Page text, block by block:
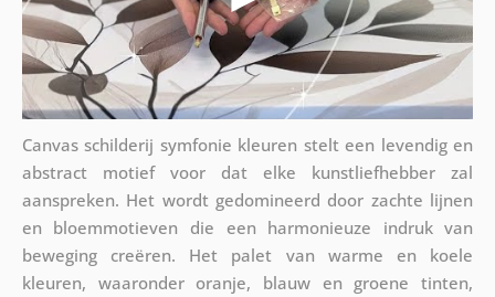
Canvas schilderij symfonie kleuren stelt een levendig en
abstract motief voor dat elke kunstliefhebber zal
aanspreken. Het wordt gedomineerd door zachte lijnen
en bloemmotieven die een harmonieuze indruk van
beweging creëren. Het palet van warme en koele
kleuren, waaronder oranje, blauw en groene tinten,